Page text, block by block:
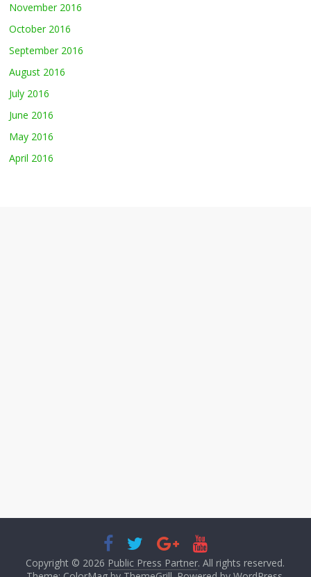
November 2016
October 2016
September 2016
August 2016
July 2016
June 2016
May 2016
April 2016
Copyright © 2026 Public Press Partner. All rights reserved.